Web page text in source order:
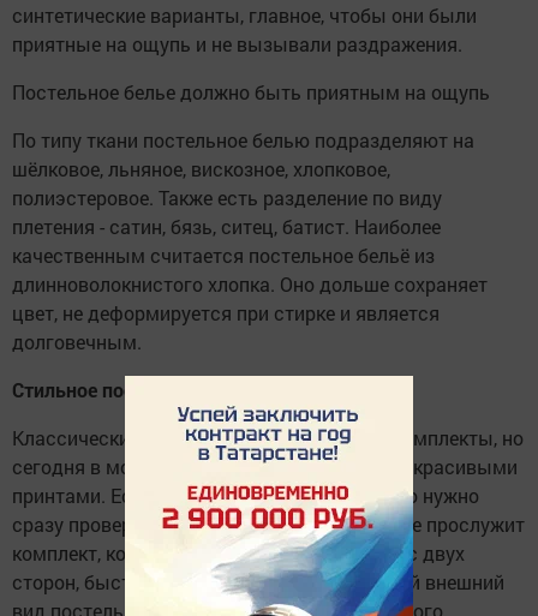
синтетические варианты, главное, чтобы они были
приятные на ощупь и не вызывали раздражения.
Постельное белье должно быть приятным на ощупь
По типу ткани постельное белью подразделяют на
шёлковое, льняное, вискозное, хлопковое,
полиэстеровое. Также есть разделение по виду
плетения - сатин, бязь, ситец, батист. Наиболее
качественным считается постельное бельё из
длинноволокнистого хлопка. Оно дольше сохраняет
цвет, не деформируется при стирке и является
долговечным.
Стильное постельное бельё
Классическими считаются белоснежные комплекты, но
сегодня в моде сочные и яркие варианты с красивыми
принтами. Если выбор пал именно на них, то нужно
сразу проверить качество покраски. Дольше прослужит
комплект, который имеет яркую прокраску с двух
сторон, быстрее потеряют привлекательный внешний
вид постельные принадлежности из набивного